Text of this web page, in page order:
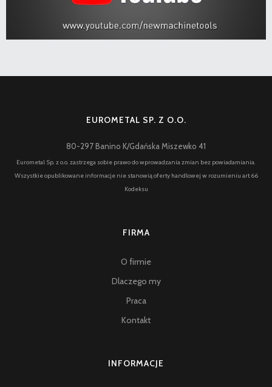
EUROMETAL SP. Z O.O.
80-297 Banino K/Gdańska Miszewko 41
Eurometal Sp. z o.o. zastrzega sobie prawo do wprowadzania zmian bez powiadamiania.
Wszystkie opublikowane informacje nie stanowią oferty handlowej w rozumieniu art.66
Kodeksu
FIRMA
O firmie
Dlaczego my
Praca
Kontakt
INFORMACJE